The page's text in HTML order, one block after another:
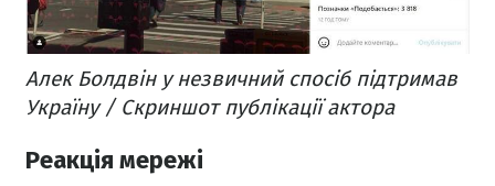
Алек Болдвін у незвичний спосіб підтримав
Україну / Скриншот публікації актора
Реакція мережі